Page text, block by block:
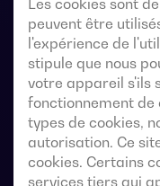
Les cookies sont
peuvent être
l'expérience de
stipule que nous
votre appareil s'ils
fonctionnement de
types de cookies,
autorisation. Ce
cookies. Certains
services tiers qui
triphasées par
exempts de
automatique
ou un interrupteur.
Ils sont conçus pour
d’alimentation à
l’alimentation de la